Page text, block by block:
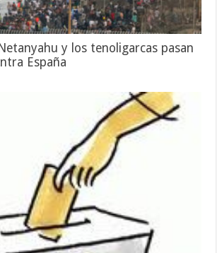
y los tenoligarcas pasan
España